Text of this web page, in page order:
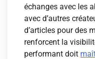
échanges avec les
avec d’autres
d’articles pour des
renforcent la
performant doit